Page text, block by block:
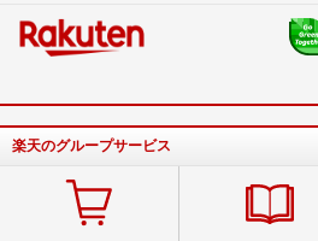
楽天のグループサービス